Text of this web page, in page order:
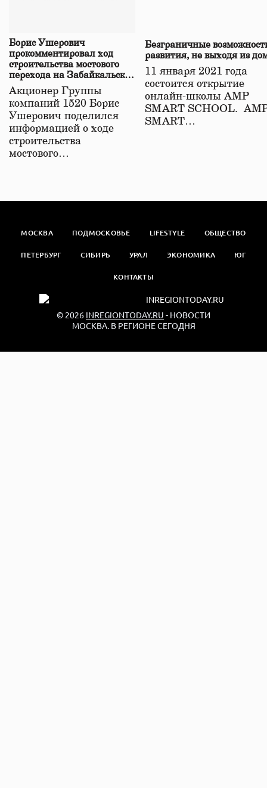
Борис Ушерович
прокомментировал ход
строительства мостового
перехода на Забайкальской
железной дороге
Акционер Группы
компаний 1520 Борис
Ушерович поделился
информацией о ходе
строительства
мостового…
Безграничные
развития, не выходя из
11 января 2021 года
состоится открытие
онлайн-школы АМР
SMART SCHOOL.
SMART…
МОСКВА ПОДМОСКОВЬЕ LIFESTYLE ОБЩЕСТВО
ПЕТЕРБУРГ СИБИРЬ УРАЛ ЭКОНОМИКА ЮГ
КОНТАКТЫ
© 2026 INREGIONTODAY.RU - НОВОСТИ
МОСКВА. В РЕГИОНЕ СЕГОДНЯ